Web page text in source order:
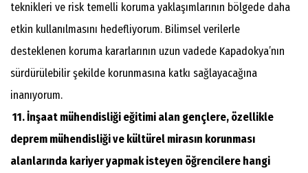
teknikleri ve risk temelli koruma yaklaşımlarının bölgede daha
etkin kullanılmasını hedefliyorum. Bilimsel verilerle
desteklenen koruma kararlarının uzun vadede Kapadokya’nın
sürdürülebilir şekilde korunmasına katkı sağlayacağına
inanıyorum.
11. İnşaat mühendisliği eğitimi alan gençlere, özellikle
deprem mühendisliği ve kültürel mirasın korunması
alanlarında kariyer yapmak isteyen öğrencilere hangi